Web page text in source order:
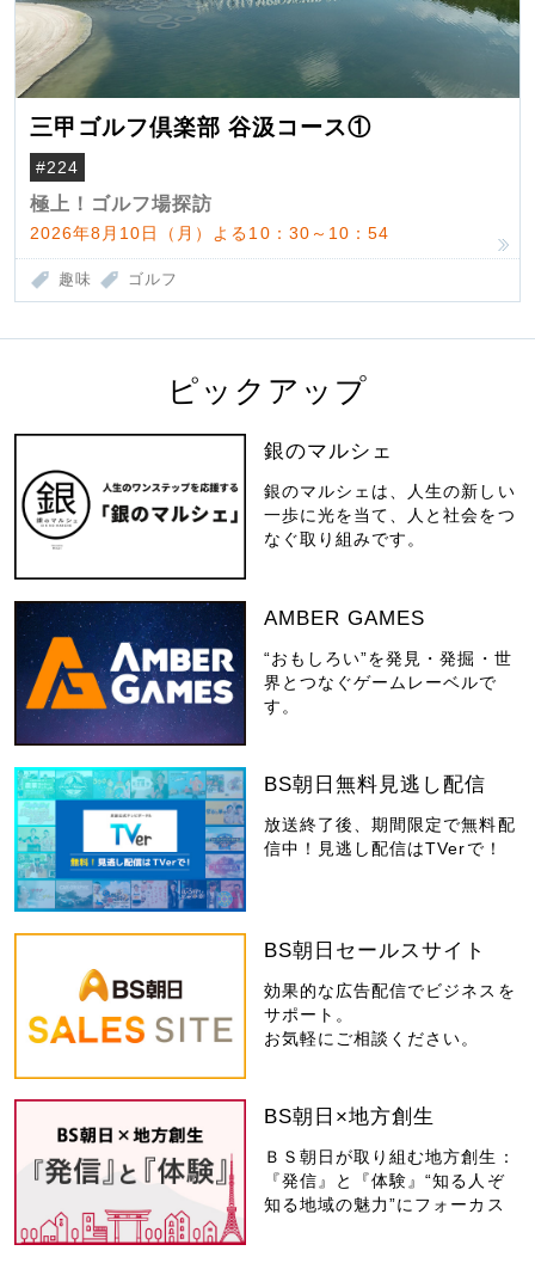
三甲ゴルフ倶楽部 谷汲コース①
#224
極上！ゴルフ場探訪
2026年8月10日（月）よる10：30～10：54
趣味 ゴルフ
ピックアップ
銀のマルシェ
銀のマルシェは、人生の新しい
一歩に光を当て、人と社会をつ
なぐ取り組みです。
AMBER GAMES
“おもしろい”を発見・発掘・世
界とつなぐゲームレーベルで
す。
BS朝日無料見逃し配信
放送終了後、期間限定で無料配
信中！見逃し配信はTVerで！
BS朝日セールスサイト
効果的な広告配信でビジネスを
サポート。
お気軽にご相談ください。
BS朝日×地方創生
ＢＳ朝日が取り組む地方創生：
『発信』と『体験』“知る人ぞ
知る地域の魅力”にフォーカス